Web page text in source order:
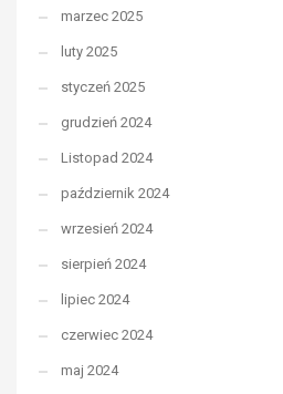
marzec 2025
luty 2025
styczeń 2025
grudzień 2024
Listopad 2024
październik 2024
wrzesień 2024
sierpień 2024
lipiec 2024
czerwiec 2024
maj 2024